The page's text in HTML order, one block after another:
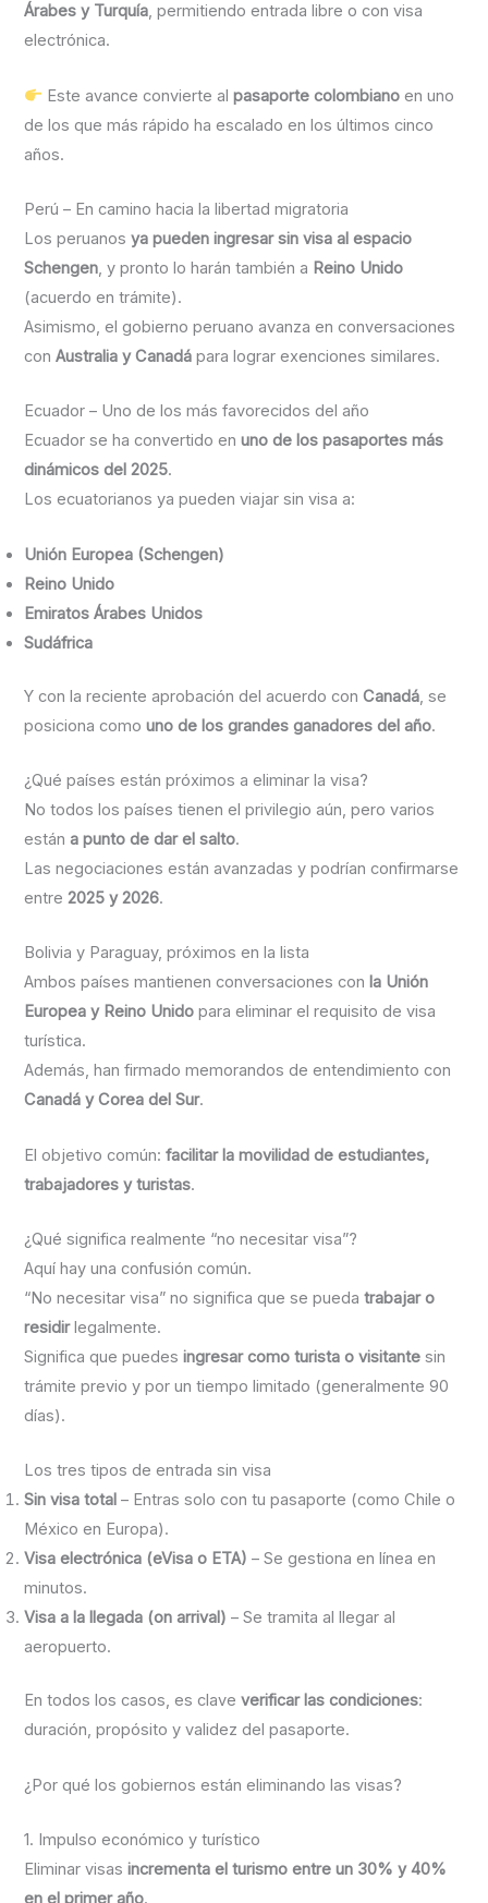
Árabes y Turquía, permitiendo entrada libre o con visa
electrónica.
Este avance convierte alpasaporte colombiano en uno
de los que más rápido ha escalado en los últimos cinco
años.
Perú – En camino hacia la libertad migratoria
Los peruanosya pueden ingresar sin visa al espacio
Schengen, y pronto lo harán también a Reino Unido
(acuerdo en trámite).
Asimismo, el gobierno peruano avanza en conversaciones
conAustralia y Canadá para lograr exenciones similares.
Ecuador – Uno de los más favorecidos del año
Ecuador se ha convertido enuno de los pasaportes más
dinámicos del 2025.
Los ecuatorianos ya pueden viajar sin visa a:
Unión Europea (Schengen)
Reino Unido
Emiratos Árabes Unidos
Sudáfrica
Y con la reciente aprobación del acuerdo conCanadá, se
posiciona comouno de los grandes ganadores del año.
¿Qué países están próximos a eliminar la visa?
No todos los países tienen el privilegio aún, pero varios
estána punto de dar el salto.
Las negociaciones están avanzadas y podrían confirmarse
entre2025 y 2026.
Bolivia y Paraguay, próximos en la lista
Ambos países mantienen conversaciones con la Unión
Europea y Reino Unido para eliminar el requisito de visa
turística.
Además, han firmado memorandos de entendimiento con
Canadá y Corea del Sur.
El objetivo común:facilitar la movilidad de estudiantes,
trabajadores y turistas.
¿Qué significa realmente “no necesitar visa”?
Aquí hay una confusión común.
“No necesitar visa” no significa que se puedatrabajar o
residirlegalmente.
Significa que puedesingresar como turista o visitante sin
trámite previo y por un tiempo limitado (generalmente 90
días).
Los tres tipos de entrada sin visa
Sin visa total – Entras solo con tu pasaporte (como Chile o
México en Europa).
Visa electrónica (eVisa o ETA) – Se gestiona en línea en
minutos.
Visa a la llegada (on arrival) – Se tramita al llegar al
aeropuerto.
En todos los casos, es claveverificar las condiciones:
duración, propósito y validez del pasaporte.
¿Por qué los gobiernos están eliminando las visas?
1. Impulso económico y turístico
Eliminar visasincrementa el turismo entre un 30% y 40%
en el primer año.